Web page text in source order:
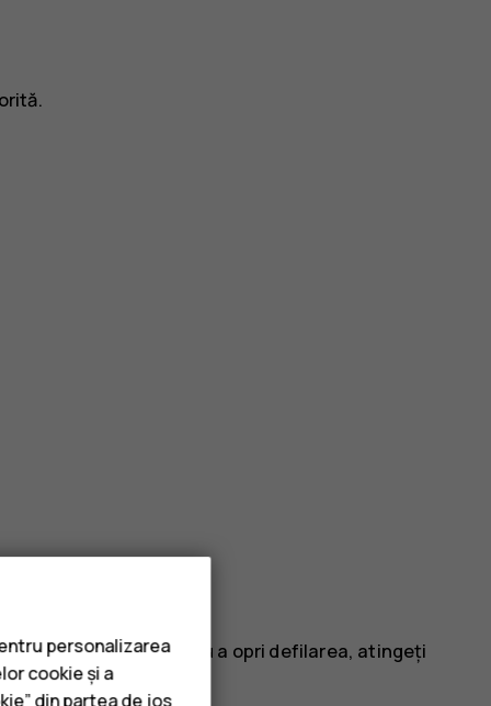
ridicați degetul. Pentru a opri defilarea, atingeți
personalizarea
cookie și a
din partea de jos